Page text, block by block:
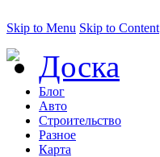
Skip to Menu Skip to Content
Доска
Блог
Авто
Строительство
Разное
Карта